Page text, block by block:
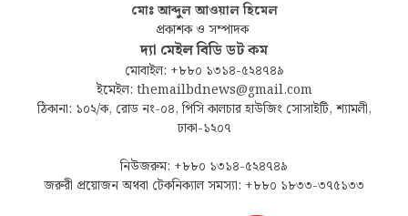
মোঃ আব্দুল আওয়াল হিমেল
প্রকাশক ও সম্পাদক
দ্যা মেইল বিডি ডট কম
মোবাইল: +৮৮০ ১৩১৪-৫২৪৭৪৯
ইমেইল: themailbdnews@gmail.com
ঠিকানা: ১০২/ক, রোড নং-০৪, পিসি কালচার হাউজিং সোসাইটি, শ্যামলী,
ঢাকা-১২০৭
নিউজরুম: +৮৮০ ১৩১৪-৫২৪৭৪৯
জরুরী প্রয়োজন অথবা টেকনিক্যাল সমস্যা: +৮৮০ ১৮৩৩-৩৭৫১৩৩